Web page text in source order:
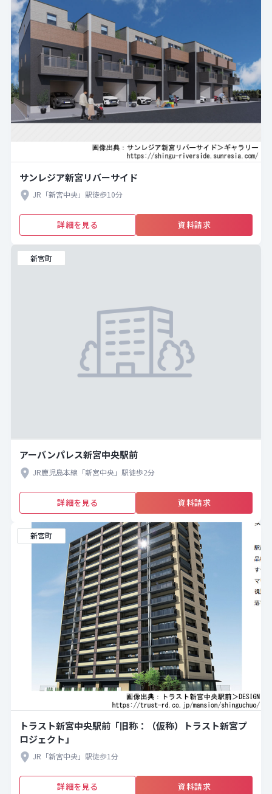
サンレジア新宮リバーサイド
JR「新宮中央」駅徒歩10分
詳細を見る 資料請求
新宮町
アーバンパレス新宮中央駅前
JR鹿児島本線「新宮中央」駅徒歩2分
詳細を見る 資料請求
新宮町
トラスト新宮中央駅前「旧称：（仮称）トラスト新宮プ
ロジェクト」
JR「新宮中央」駅徒歩1分
詳細を見る 資料請求